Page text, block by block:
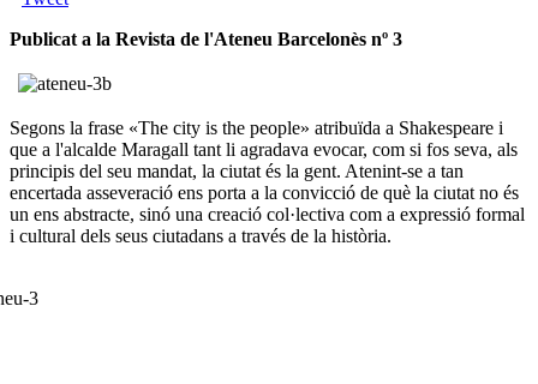
Publicat a la Revista de l'Ateneu Barcelonès nº 3
Segons la frase «The city is the people» atribuïda a Shakespeare i
que a l'alcalde Maragall tant li agradava evocar, com si fos seva, als
principis del seu mandat, la ciutat és la gent. Atenint-se a tan
encertada asseveració ens porta a la convicció de què la ciutat no és
un ens abstracte, sinó una creació col·lectiva com a expressió formal
i cultural dels seus ciutadans a través de la història.